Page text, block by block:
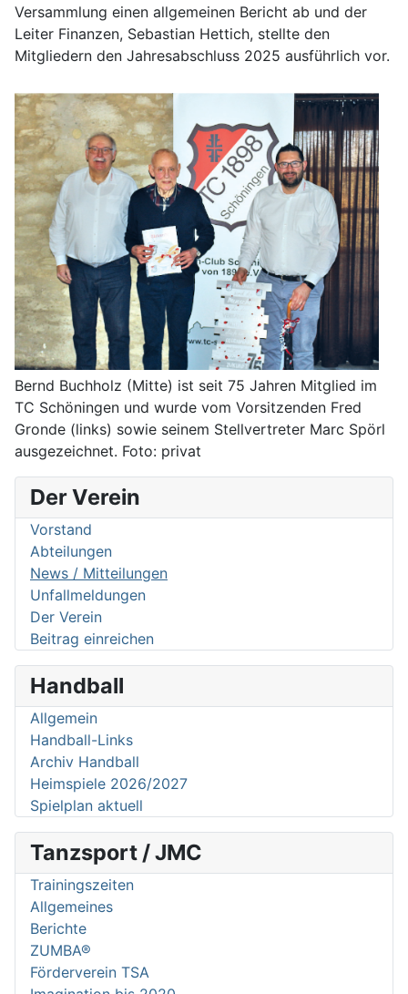
Der Verein
Vorstand
Abteilungen
News / Mitteilungen
Unfallmeldungen
Der Verein
Beitrag einreichen
Handball
Allgemein
Handball-Links
Archiv Handball
Heimspiele 2026/2027
Spielplan aktuell
Tanzsport / JMC
Trainingszeiten
Allgemeines
Berichte
ZUMBA®
Förderverein TSA
Versammlung einen allgemeinen Bericht ab und der
Leiter Finanzen, Sebastian Hettich, stellte den
Mitgliedern den Jahresabschluss 2025 ausführlich vor.
Bernd Buchholz (Mitte) ist seit 75 Jahren Mitglied im
TC Schöningen und wurde vom Vorsitzenden Fred
Gronde (links) sowie seinem Stellvertreter Marc Spörl
ausgezeichnet. Foto: privat